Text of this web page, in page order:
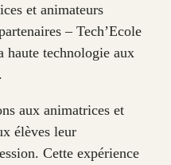
et animateurs
– Tech’Ecole
haute technologie aux
aux animatrices et
élèves leur
Cette expérience